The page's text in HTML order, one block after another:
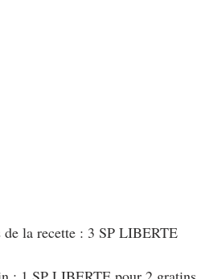
la recette : 3 SP LIBERTE